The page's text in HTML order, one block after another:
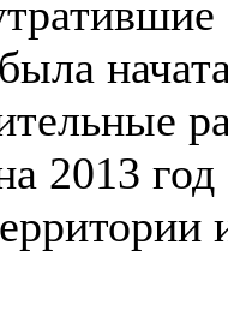
2013 год